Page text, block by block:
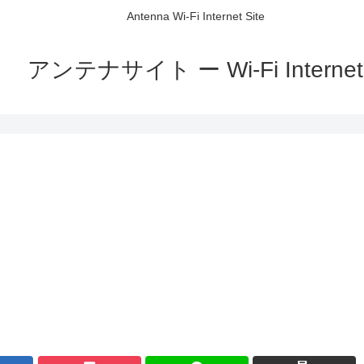
Antenna Wi-Fi Internet Site
アンテナサイト ー Wi-Fi Internet